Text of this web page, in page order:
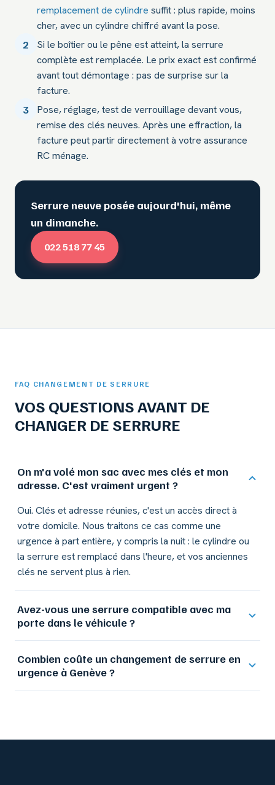
remplacement de cylindre suffit : plus rapide, moins
cher, avec un cylindre chiffré avant la pose.
2
Si le boîtier ou le pêne est atteint, la serrure
complète est remplacée. Le prix exact est confirmé
avant tout démontage : pas de surprise sur la
facture.
3
Pose, réglage, test de verrouillage devant vous,
remise des clés neuves. Après une effraction, la
facture peut partir directement à votre assurance
RC ménage.
Serrure neuve posée aujourd'hui, même
un dimanche.
022 518 77 45
FAQ CHANGEMENT DE SERRURE
VOS QUESTIONS AVANT DE
CHANGER DE SERRURE
On m'a volé mon sac avec mes clés et mon
adresse. C'est vraiment urgent ?
Oui. Clés et adresse réunies, c'est un accès direct à
votre domicile. Nous traitons ce cas comme une
urgence à part entière, y compris la nuit : le cylindre ou
la serrure est remplacé dans l'heure, et vos anciennes
clés ne servent plus à rien.
Avez-vous une serrure compatible avec ma
porte dans le véhicule ?
Combien coûte un changement de serrure en
urgence à Genève ?